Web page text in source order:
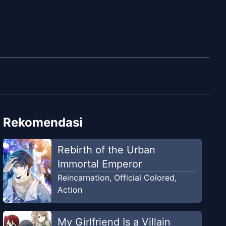
Rekomendasi
Rebirth of the Urban
Immortal Emperor
Reincarnation, Official Colored,
Action
My Girlfriend Is a Villain